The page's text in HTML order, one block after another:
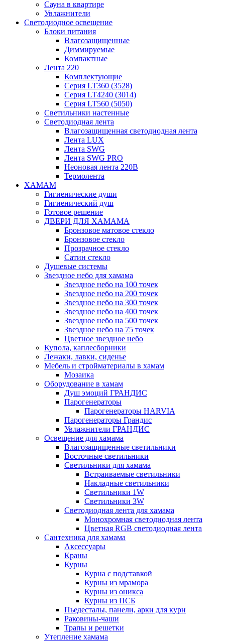
Сауна в квартире
Увлажнители
Светодиодное освещение
Блоки питания
Влагозащищенные
Диммируемые
Компактные
Лента 220
Комплектующие
Серия LT360 (3528)
Серия LT4240 (3014)
Серия LT560 (5050)
Светильники настенные
Светодиодная лента
Влагозащищенная светодиодная лента
Лента LUX
Лента SWG
Лента SWG PRO
Неоновая лента 220В
Термолента
ХАМАМ
Гигиенические души
Гигиенический душ
Готовое решение
ДВЕРИ ДЛЯ ХАМАМА
Бронзовое матовое стекло
Бронзовое стекло
Прозрачное стекло
Сатин стекло
Душевые системы
Звездное небо для хамама
Звездное небо на 100 точек
Звездное небо на 200 точек
Звездное небо на 300 точек
Звездное небо на 400 точек
Звездное небо на 500 точек
Звездное небо на 75 точек
Цветное звездное небо
Купола, каплесборники
Лежаки, лавки, сиденье
Мебель и стройматериалы в хамам
Мозаика
Оборудование в хамам
Душ эмоций ГРАНДИС
Парогенераторы
Парогенераторы HARVIA
Парогенераторы Грандис
Увлажнители ГРАНДИС
Освещение для хамама
Влагозащищенные светильники
Восточные светильники
Светильники для хамама
Встраиваемые светильники
Накладные светильники
Светильники 1W
Светильники 3W
Светодиодная лента для хамама
Монохромная светодиодная лента
Цветная RGB светодиодная лента
Сантехника для хамама
Аксессуары
Краны
Курны
Курна с подставкой
Курны из мрамора
Курны из оникса
Курны из ПСБ
Пьедесталы, панели, арки для курн
Раковины-чаши
Трапы и решетки
Утепление хамама